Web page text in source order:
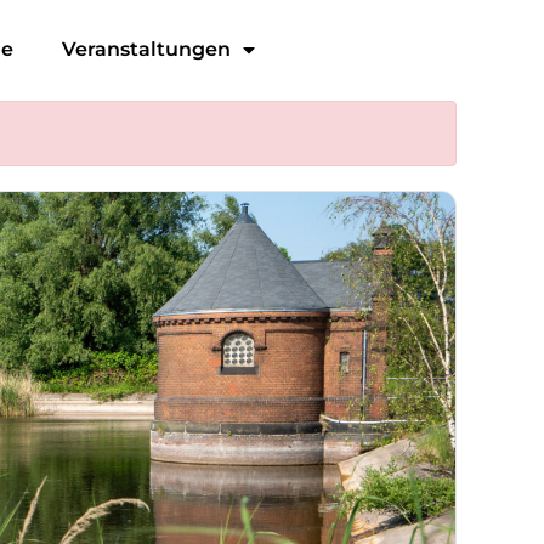
Veranstaltungen